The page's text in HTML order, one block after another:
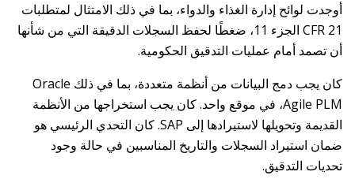
أوجدت لوائح إدارة الغذاء والدواء، بما في ذلك الامتثال لمتطلبات
CFR 21 الجزء 11، ضغطًا لحفظ السجلات الدقيقة التي من شأنها
أن تصمد أمام عمليات التدقيق الحكومية.
كان يجب دمج البيانات من أنظمة متعددة، بما في ذلك Oracle
Agile PLM، في موقع واحد. كان يجب استخراجها من الأنظمة
القديمة وتحويلها لاستيرادها إلى SAP. كان التحدي الرئيسي هو
ضمان استيراد السجلات والتاريخ المناسبين في حالة وجود
تحديات التدقيق.